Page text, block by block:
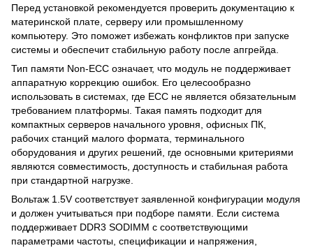
Перед установкой рекомендуется проверить документацию к
материнской плате, серверу или промышленному
компьютеру. Это поможет избежать конфликтов при запуске
системы и обеспечит стабильную работу после апгрейда.
Тип памяти Non-ECC означает, что модуль не поддерживает
аппаратную коррекцию ошибок. Его целесообразно
использовать в системах, где ECC не является обязательным
требованием платформы. Такая память подходит для
компактных серверов начального уровня, офисных ПК,
рабочих станций малого формата, терминального
оборудования и других решений, где основными критериями
являются совместимость, доступность и стабильная работа
при стандартной нагрузке.
Вольтаж 1.5V соответствует заявленной конфигурации модуля
и должен учитываться при подборе памяти. Если система
поддерживает DDR3 SODIMM с соответствующими
параметрами частоты, спецификации и напряжения,